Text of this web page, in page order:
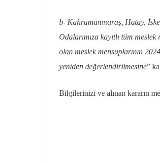
b- Kahramanmaraş, Hatay,
Odalarımıza kayıtlı tüm
olan meslek mensuplarının
yeniden değerlendirilmesine”
Bilgilerinizi ve alınan kararın